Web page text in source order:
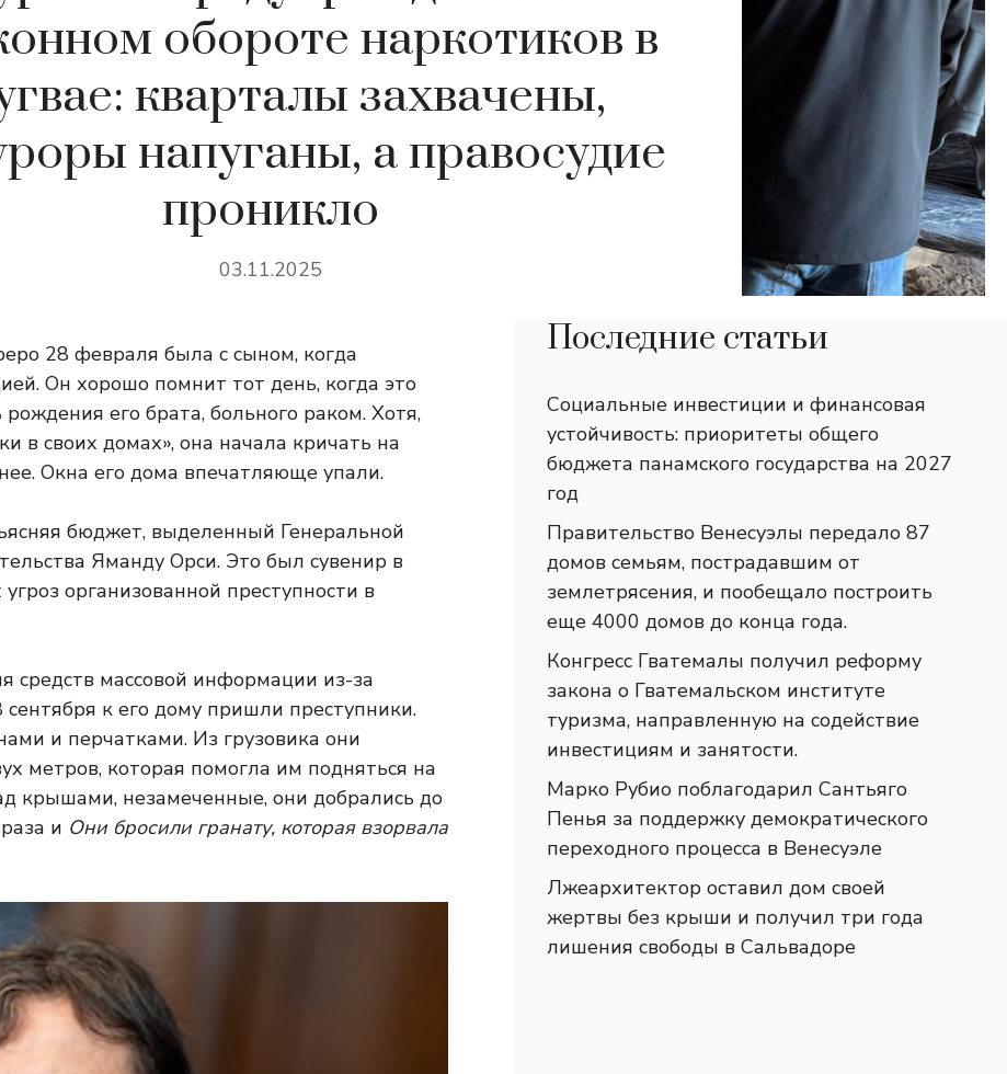
обороте наркотиков в
кварталы захвачены,
напуганы, а правосудие
проникло
03.11.2025
28 февраля была с сыном, когда
Он хорошо помнит тот день, когда это
его брата, больного раком. Хотя,
в своих домах», она начала кричать на
Окна его дома впечатляюще упали.
бюджет, выделенный Генеральной
Яманду Орси. Это был сувенир в
организованной преступности в
средств массовой информации из-за
к его дому пришли преступники.
и перчатками. Из грузовика они
метров, которая помогла им подняться на
крышами, незамеченные, они добрались до
и Они бросили гранату, которая взорвала
Последние статьи
Социальные инвестиции и финансовая
устойчивость: приоритеты общего
бюджета панамского государства на 2027
год
Правительство Венесуэлы передало 87
домов семьям, пострадавшим от
землетрясения, и пообещало построить
еще 4000 домов до конца года.
Конгресс Гватемалы получил реформу
закона о Гватемальском институте
туризма, направленную на содействие
инвестициям и занятости.
Марко Рубио поблагодарил Сантьяго
Пенья за поддержку демократического
переходного процесса в Венесуэле
Лжеархитектор оставил дом своей
жертвы без крыши и получил три года
лишения свободы в Сальвадоре